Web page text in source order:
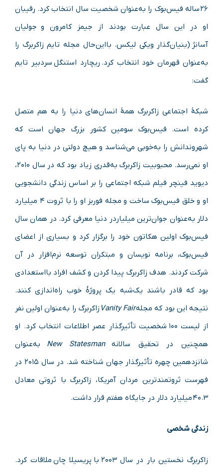
۲۶ ساله فیس‌بوک را به‌عنوان شخصیت سال انتخاب کرد. رقیبان
او در این سال عبارت بودند از جیمز کامرون و جولیان
آسانژ (بنیان‌گذار ویکی لیکس. بااین‌حال مجله تایم زاکربرگ را
به‌عنوان قهرمان خود انتخاب کرد. ریچارد استنگل سردبیر تایم
گفت:
شبکهٔ اجتماعی زاکربرگ همهٔ انسان‌های دنیا را به هم متصل
کرده است. فیس‌بوک سومین کشور بزرگ جهان است که
شهروندانش را به‌خوبی می‌شناسد و هیچ دولتی در دنیا به پای
او نمی‌رسد. محبوبیت زاکربرگ به‌قدری زیاد بود که در سال ۲۰۱۰،
دیوید فینچر فیلم شبکه اجتماعی را بر اساس زندگی دانشجویی
او و خلق فیس‌بوک ساخت و مجله فوربز او را با ثروت ۴ میلیارد
دلار به‌عنوان جوان‌ترین میلیاردر دنیا معرفی کرد. در همان سال
فیس‌بوک اولین هکاتون خود را برگزار کرد و بسیاری از اعضای
فیس‌بوک، برنامه نویسان و مبتکران توسعه نرم‌افزار در آن
شرکت کردند. هدف زاکربرگ پیدا کردن و کشف افراد بااستعدادی
بود که قادر باشند یک‌شبه یک پروژهٔ خوب راه‌اندازی کنند.
نتیجه این بود که مجلهVanity Fair زاکربرگ را به‌عنوان اولین نفر
از لیست ۱۰۰ شخصیت تأثیرگذار عصر اطلاعات انتخاب کرد. او
همچنین در تحقیق سالانهNew Statesman به‌عنوان
شانزدهمین چهره تأثیرگذار جهان شناخته شد. در سال ۲۰۱۵ در
فهرست ثروتمندترین مردان آمریکا، زاکربرگ با ثروتی معادل
۴۰.۳ میلیارد دلار در جایگاه هفتم قرار داشت.
زندگی شخصی
زاکربرگ نخستین بار در سال ۲۰۰۳ با پریسیلا چان ملاقات کرد.